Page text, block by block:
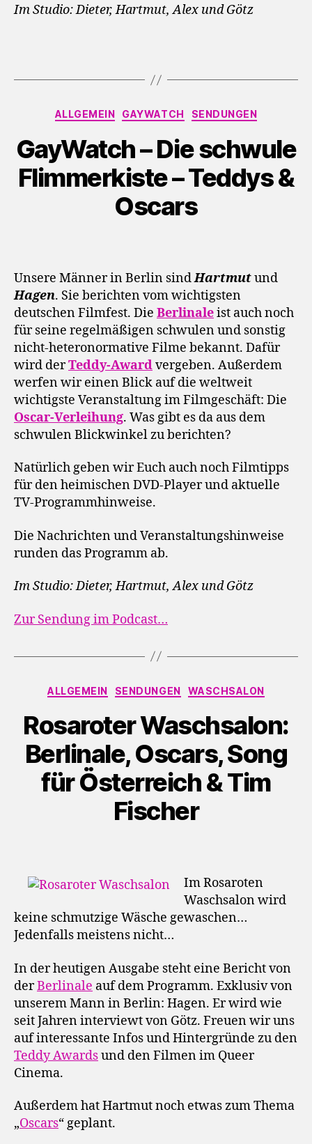
Im Studio: Dieter, Hartmut, Alex und Götz
Kategorien
ALLGEMEIN GAYWATCH SENDUNGEN
GayWatch – Die schwule
Flimmerkiste – Teddys &
Oscars
Unsere Männer in Berlin sindHartmutund
Hagen. Sie berichten vom wichtigsten
deutschen Filmfest. Die Berlinaleist auch noch
für seine regelmäßigen schwulen und sonstig
nicht-heteronormative Filme bekannt. Dafür
wird derTeddy-Awardvergeben. Außerdem
werfen wir einen Blick auf die weltweit
wichtigste Veranstaltung im Filmgeschäft: Die
Oscar-Verleihung. Was gibt es da aus dem
schwulen Blickwinkel zu berichten?
Natürlich geben wir Euch auch noch Filmtipps
für den heimischen DVD-Player und aktuelle
TV-Programmhinweise.
Die Nachrichten und Veranstaltungshinweise
runden das Programm ab.
Im Studio: Dieter, Hartmut, Alex und Götz
Zur Sendung im Podcast…
Kategorien
ALLGEMEIN SENDUNGEN WASCHSALON
Rosaroter Waschsalon:
Berlinale, Oscars, Song
für Österreich & Tim
Fischer
Im Rosaroten
Waschsalon wird
keine schmutzige Wäsche gewaschen…
Jedenfalls meistens nicht…
In der heutigen Ausgabe steht eine Bericht von
derBerlinale auf dem Programm. Exklusiv von
unserem Mann in Berlin: Hagen. Er wird wie
seit Jahren interviewt von Götz. Freuen wir uns
auf interessante Infos und Hintergründe zu den
Teddy Awardsund den Filmen im Queer
Cinema.
Außerdem hat Hartmut noch etwas zum Thema
„Oscars“ geplant.